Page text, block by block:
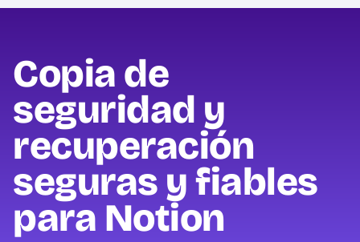
Copia de
seguridad y
recuperación
seguras y fiables
para Notion